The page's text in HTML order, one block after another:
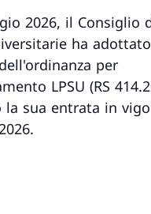
2026, il Consiglio
ha
per
LPSU (RS
la sua entrata in